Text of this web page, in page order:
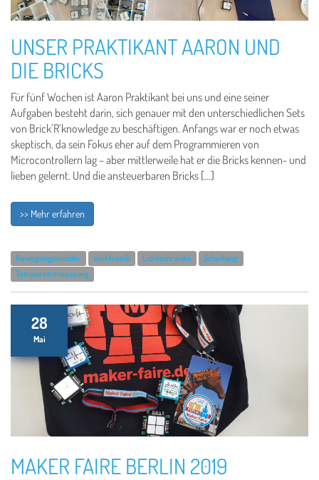
UNSER PRAKTIKANT AARON UND
DIE BRICKS
Für fünf Wochen ist Aaron Praktikant bei uns und eine seiner
Aufgaben besteht darin, sich genauer mit den unterschiedlichen Sets
von Brick’R’knowledge zu beschäftigen. Anfangs war er noch etwas
skeptisch, da sein Fokus eher auf dem Programmieren von
Microcontrollern lag – aber mittlerweile hat er die Bricks kennen- und
lieben gelernt. Und die ansteuerbaren Bricks […]
>> Mehr erfahren
Bewegungsmelder elektronik Lichtschranke
Schaltung
Temperaturmessung
28
Mai
MAKER FAIRE BERLIN 2019